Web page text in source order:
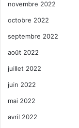
novembre 2022
octobre 2022
septembre 2022
août 2022
juillet 2022
juin 2022
mai 2022
avril 2022